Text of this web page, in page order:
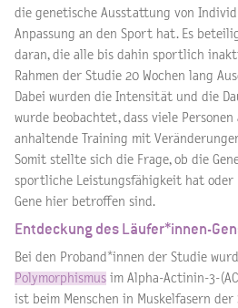
die genetische Ausstattung von
Anpassung an den Sport hat. Es
daran, die alle bis dahin sportlich
Rahmen der Studie 20 Wochen lang
Dabei wurden die Intensität und die
wurde beobachtet, dass viele
anhaltende Training mit
Somit stellte sich die Frage, ob die
sportliche Leistungsfähigkeit hat oder
Gene hier betroffen sind.
Entdeckung des Läufer*innen-
Bei den Proband*innen der Studie
Polymorphismus im Alpha-Actinin-3-
ist beim Menschen in Muskelfasern